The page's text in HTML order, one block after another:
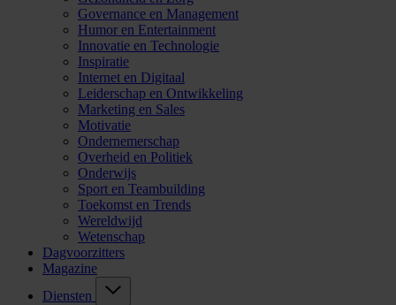
Governance en Management
Humor en Entertainment
Innovatie en Technologie
Inspiratie
Internet en Digitaal
Leiderschap en Ontwikkeling
Marketing en Sales
Motivatie
Ondernemerschap
Overheid en Politiek
Onderwijs
Sport en Teambuilding
Toekomst en Trends
Wereldwijd
Wetenschap
Dagvoorzitters
Magazine
Diensten